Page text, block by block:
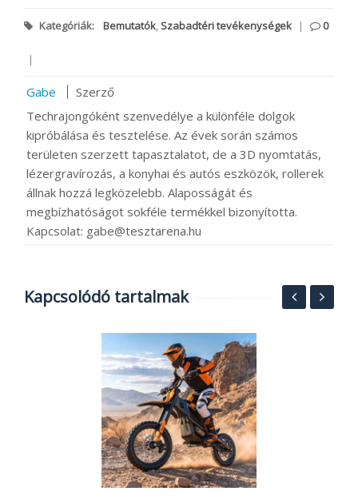
Kategóriák: Bemutatók,Szabadtéri tevékenységek | 0
|
Gabe
Szerző
Techrajongóként szenvedélye a különféle dolgok
kipróbálása és tesztelése. Az évek során számos
területen szerzett tapasztalatot, de a 3D nyomtatás,
lézergravírozás, a konyhai és autós eszközök, rollerek
állnak hozzá legközelebb. Alaposságát és
megbízhatóságot sokféle termékkel bizonyította.
Kapcsolat: gabe@tesztarena.hu
Kapcsolódó tartalmak